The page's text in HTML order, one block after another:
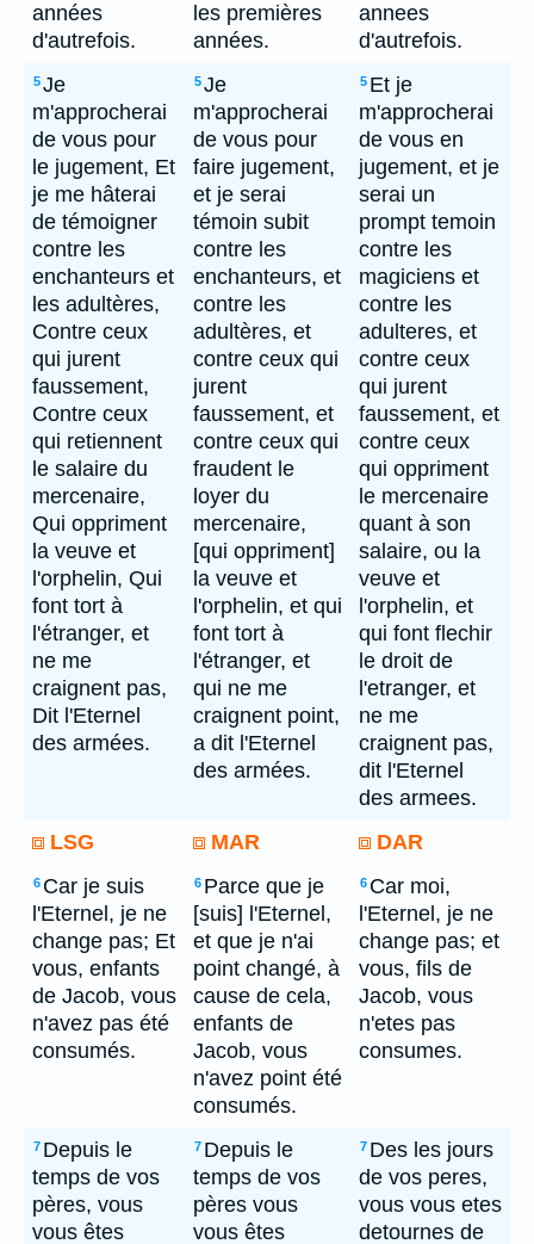
années
d'autrefois.
les premières
années.
annees
d'autrefois.
5Je
m'approcherai
de vous pour
le jugement, Et
je me hâterai
de témoigner
contre les
enchanteurs et
les adultères,
Contre ceux
qui jurent
faussement,
Contre ceux
qui retiennent
le salaire du
mercenaire,
Qui oppriment
la veuve et
l'orphelin, Qui
font tort à
l'étranger, et
ne me
craignent pas,
Dit l'Eternel
des armées.
5Je
m'approcherai
de vous pour
faire jugement,
et je serai
témoin subit
contre les
enchanteurs, et
contre les
adultères, et
contre ceux qui
jurent
faussement, et
contre ceux qui
fraudent le
loyer du
mercenaire,
[qui oppriment]
la veuve et
l'orphelin, et qui
font tort à
l'étranger, et
qui ne me
craignent point,
a dit l'Eternel
des armées.
5 Et je
m'approcherai
de vous en
jugement, et je
serai un
prompt temoin
contre les
magiciens et
contre les
adulteres, et
contre ceux
qui jurent
faussement, et
contre ceux
qui oppriment
le mercenaire
quant à son
salaire, ou la
veuve et
l'orphelin, et
qui font flechir
le droit de
l'etranger, et
ne me
craignent pas,
dit l'Eternel
des armees.
LSG
MAR DAR
6 Car je suis
l'Eternel, je ne
change pas; Et
vous, enfants
de Jacob, vous
n'avez pas été
consumés.
6 Parce que je
[suis] l'Eternel,
et que je n'ai
point changé, à
cause de cela,
enfants de
Jacob, vous
n'avez point été
consumés.
6 Car moi,
l'Eternel, je ne
change pas; et
vous, fils de
Jacob, vous
n'etes pas
consumes.
7 Depuis le
temps de vos
pères, vous
vous êtes
7 Depuis le
temps de vos
pères vous
vous êtes
7 Des les jours
de vos peres,
vous vous etes
detournes de